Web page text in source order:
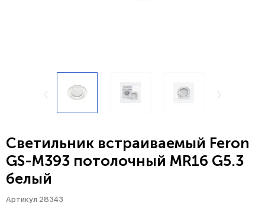
Светильник встраиваемый Feron
GS-M393 потолочный MR16 G5.3
белый
Артикул 28343